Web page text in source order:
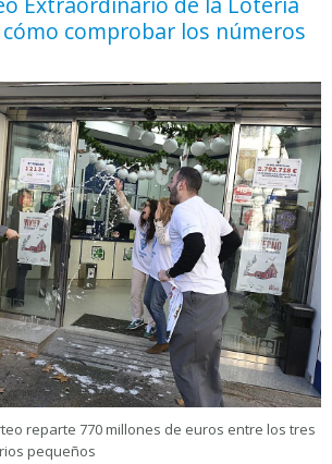
comprobar los números
reparte 770 millones de euros entre los tres
pequeños